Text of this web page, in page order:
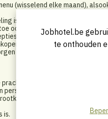
(wisselend elke maand),
is om deze ook als "private
ook afternoon tea. (Delegeren
en private dinings.
van welkomsthapjes,...
weliswaar semi-
persoonlijk gastcontact.
is.
Jobhotel.be
te onthouden